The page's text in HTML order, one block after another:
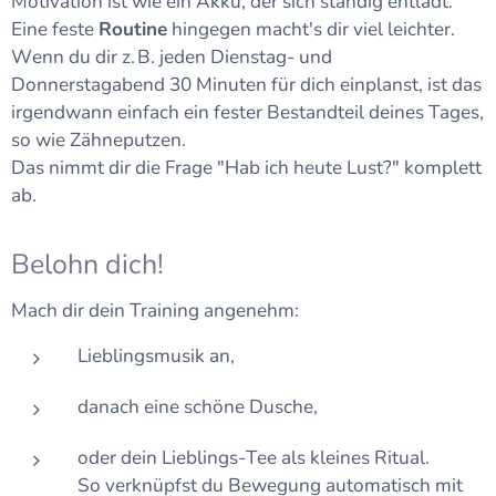
Eine feste Routine hingegen macht's dir viel leichter.
Wenn du dir z. B. jeden Dienstag- und
Donnerstagabend 30 Minuten für dich einplanst, ist das
irgendwann einfach ein fester Bestandteil deines Tages,
so wie Zähneputzen.
Das nimmt dir die Frage "Hab ich heute Lust?" komplett
ab.
Belohn dich!
Mach dir dein Training angenehm:
Lieblingsmusik an,
danach eine schöne Dusche,
oder dein Lieblings-Tee als kleines Ritual.
So verknüpfst du Bewegung automatisch mit